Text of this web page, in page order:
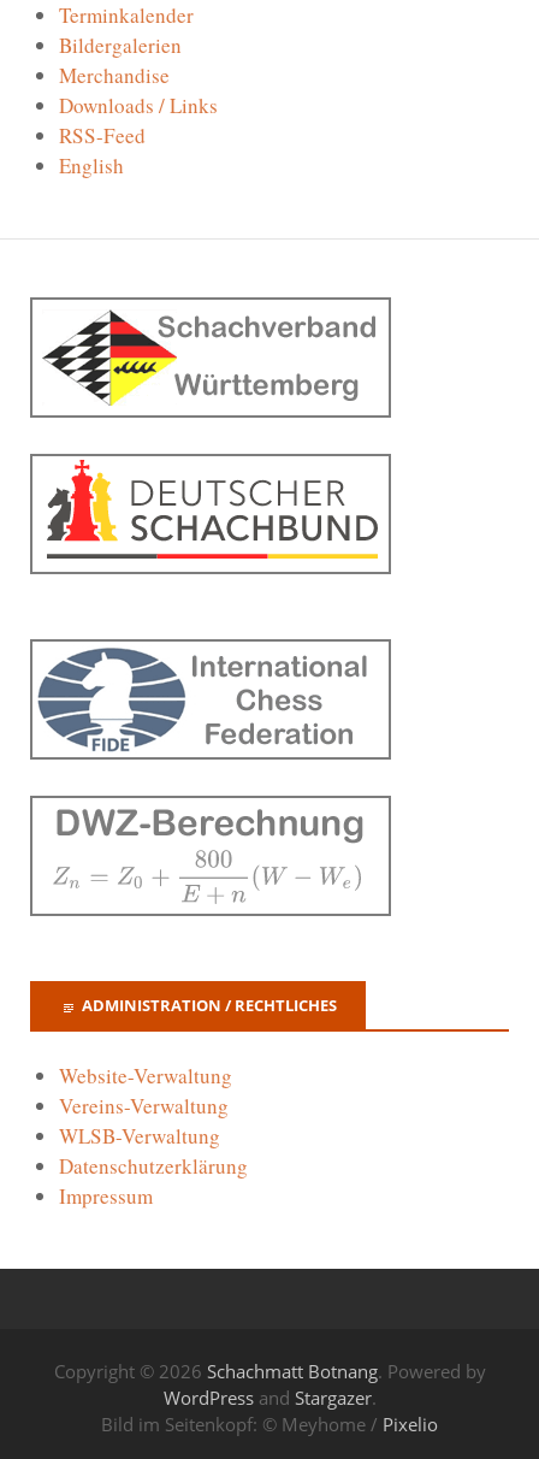
Terminkalender
Bildergalerien
Merchandise
Downloads / Links
RSS-Feed
English
ADMINISTRATION / RECHTLICHES
Website-Verwaltung
Vereins-Verwaltung
WLSB-Verwaltung
Datenschutzerklärung
Impressum
Copyright © 2026 Schachmatt Botnang. Powered by
WordPressand Stargazer.
Bild im Seitenkopf: © Meyhome / Pixelio